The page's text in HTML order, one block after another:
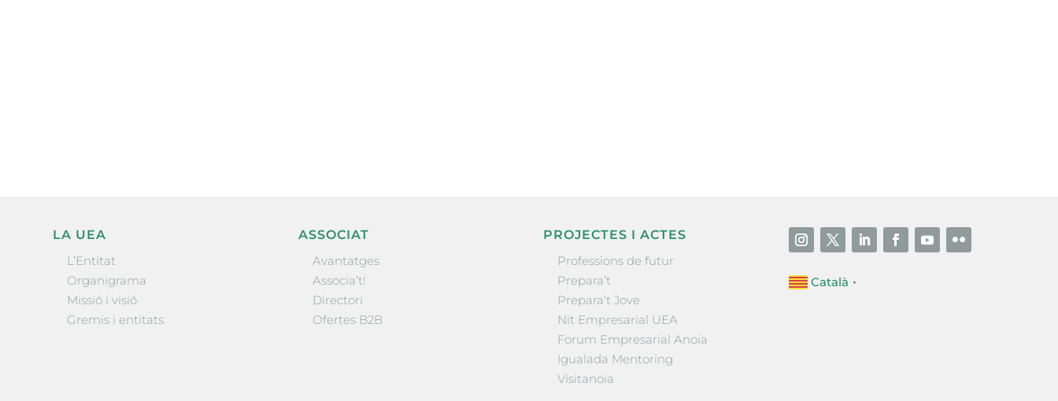
LA UEA
L’Entitat
Organigrama
Missió i visió
Gremis i entitats
ASSOCIAT
Avantatges
Associa’t!
Directori
Ofertes B2B
PROJECTES I ACTES
Professions de futur
Prepara’t
Prepara’t Jove
Nit Empresarial UEA
Forum Empresarial Anoia
Igualada Mentoring
Visitanoia
Català ▼